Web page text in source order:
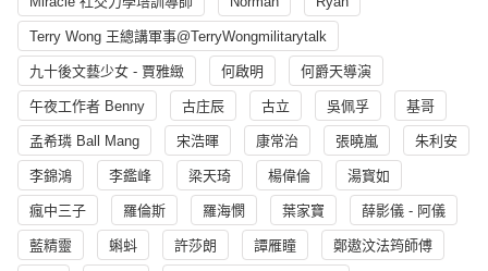
Terry Wong 王總講軍事@TerryWongmilitarytalk
九十後文藝少女 - 賈雅緻 何啟明 何爵天導演
午夜工作者 Benny 古庄辰 古立 吳佩孚 基哥
孟希璘 Ball Mang 宋浩暉 康常治 張曉嵐 朱利安
李錦鴻 李鑑峰 梁天琦 楊偉倫 湯寳如
瘋中三子 羅倫斯 羅海憫 葉家寶 薛影儀 - 阿儀
藍精靈 蝌蚪 許莎朗 譚雁瞳 鄭遨汶法筠師傅